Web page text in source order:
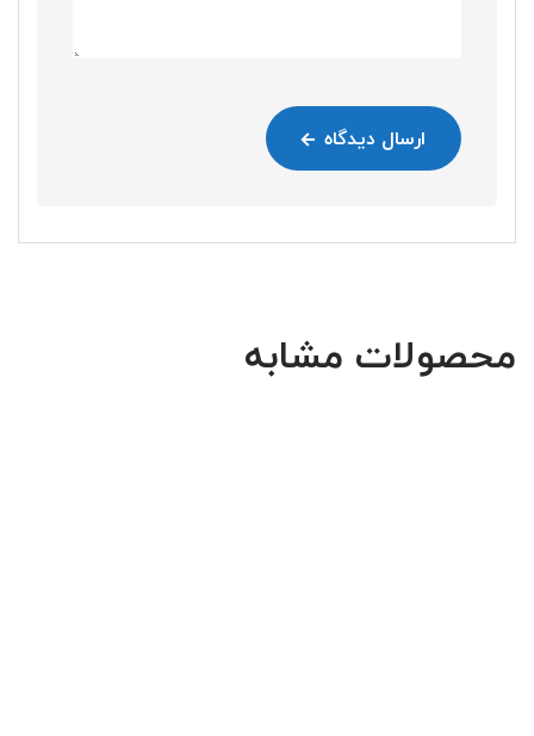
ارسال دیدگاه
محصولات مشابه